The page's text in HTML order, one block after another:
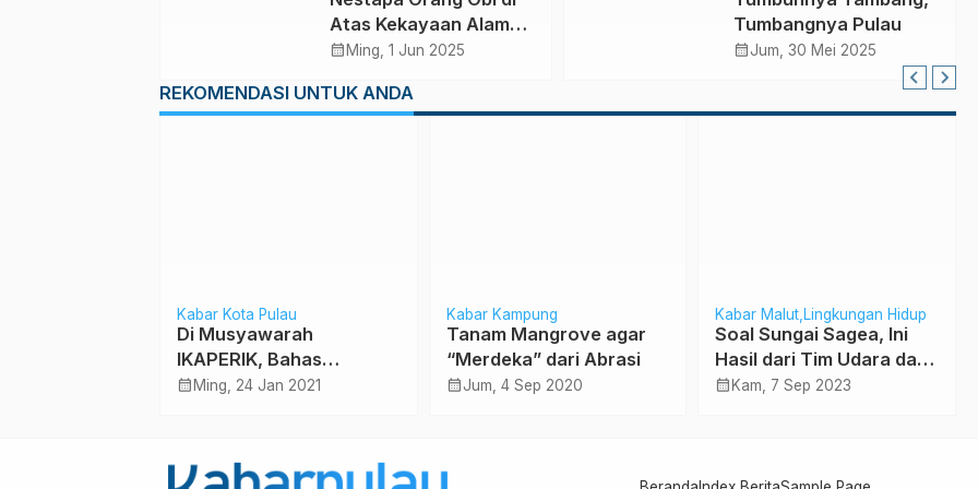
dan Proses
Oseanografis Alami
Atas Kekayaan Alam
Berlimpah
calendar_month Ming, 1 Jun 2025
Tumbangnya Pulau
calendar_monthJum, 30 Mei 2025
REKOMENDASI UNTUK ANDA
Kabar Kota Pulau
Di Musyawarah
IKAPERIK, Bahas
Perikanan Malut dan
calendar_month Ming, 24 Jan 2021
Kabar Kampung
Tanam Mangrove agar
“Merdeka” dari Abrasi
calendar_monthJum, 4 Sep 2020
Kabar Malut Lingkungan Hidup
Soal Sungai Sagea, Ini
Hasil dari Tim Udara dan
Darat
calendar_monthKam, 7 Sep 2023